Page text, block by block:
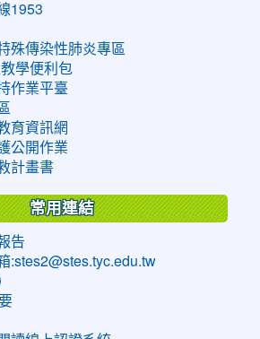
1953
殊傳染性肺炎專區
學便利包
作業平臺
育資訊網
公開作業
計畫書
常用連結
告
:stes2@stes.tyc.edu.tw